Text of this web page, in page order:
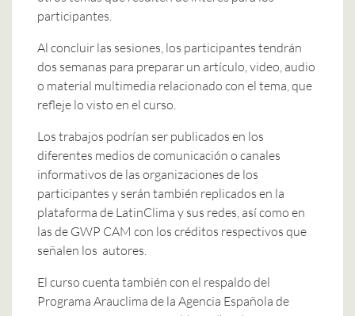
participantes.
Al concluir las sesiones, los participantes tendrán
dos semanas para preparar un artículo, video, audio
o material multimedia relacionado con el tema, que
refleje lo visto en el curso.
Los trabajos podrían ser publicados en los
diferentes medios de comunicación o canales
informativos de las organizaciones de los
participantes y serán también replicados en la
plataforma de LatinClima y sus redes, así como en
las de GWP CAM con los créditos respectivos que
señalen los autores.
El curso cuenta también con el respaldo del
Programa Arauclima de la Agencia Española de